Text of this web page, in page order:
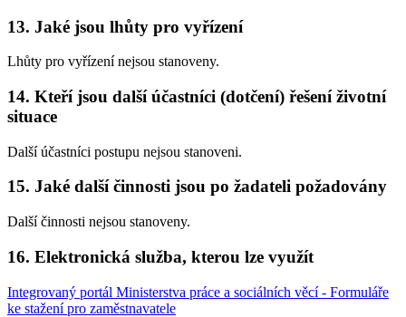
13. Jaké jsou lhůty pro vyřízení
Lhůty pro vyřízení nejsou stanoveny.
14. Kteří jsou další účastníci (dotčení) řešení životní
situace
Další účastníci postupu nejsou stanoveni.
15. Jaké další činnosti jsou po žadateli požadovány
Další činnosti nejsou stanoveny.
16. Elektronická služba, kterou lze využít
Integrovaný portál Ministerstva práce a sociálních věcí - Formuláře
ke stažení pro zaměstnavatele